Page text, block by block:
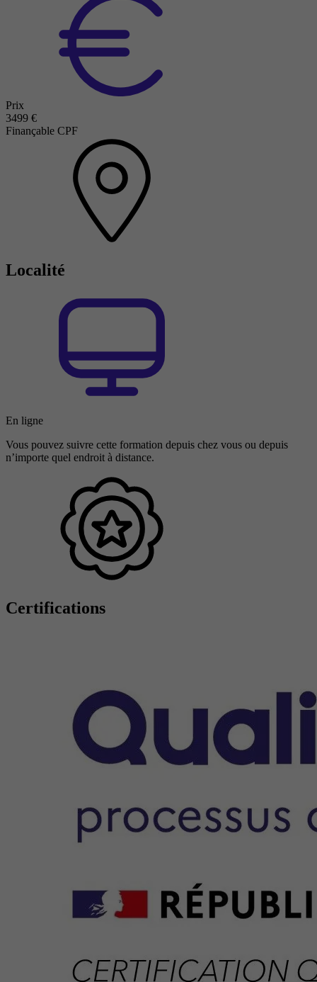
Prix
3499 €
Finançable CPF
Localité
En ligne
Vous pouvez suivre cette formation depuis chez vous ou depuis
n’importe quel endroit à distance.
Certifications